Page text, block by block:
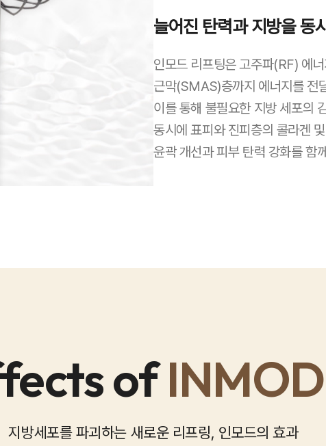
늘어진 탄력과 지방을 동
인모드 리프팅은 고주파(RF) 에
근막(SMAS)층까지 에너지를 전
이를 통해 불필요한 지방 세포의
동시에 표피와 진피층의 콜라겐
윤곽 개선과 피부 탄력 강화를 함
of
지방세포를 파괴하는 새로운 리프링, 인모드의 효과